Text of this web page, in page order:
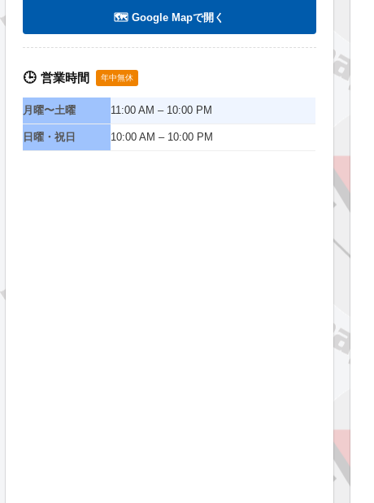
🗺️ Google Mapで開く
🕒 営業時間 年中無休
月曜〜土曜 11:00 AM – 10:00 PM
日曜・祝日 10:00 AM – 10:00 PM